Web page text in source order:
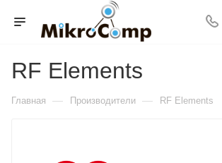
RF Elements
Главная — Производители — RF Elements